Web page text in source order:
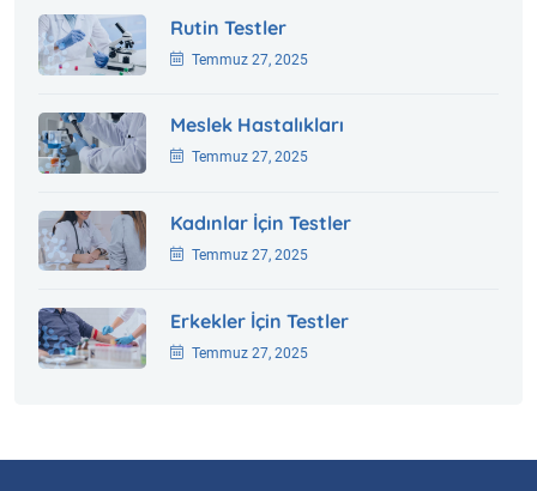
Rutin Testler
Temmuz 27, 2025
Meslek Hastalıkları
Temmuz 27, 2025
Kadınlar İçin Testler
Temmuz 27, 2025
Erkekler İçin Testler
Temmuz 27, 2025